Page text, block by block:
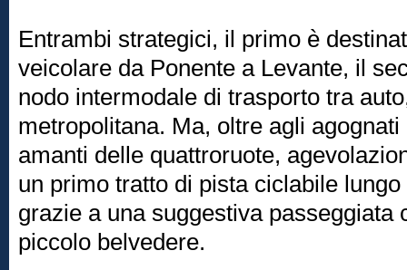
Entrambi strategici, il primo è
veicolare da Ponente a Levante, il
nodo intermodale di trasporto tra
metropolitana. Ma, oltre agli
amanti delle quattroruote,
un primo tratto di pista ciclabile
grazie a una suggestiva passeggiata
piccolo belvedere.